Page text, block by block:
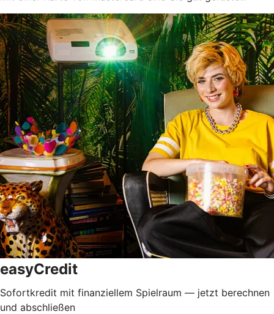
easyCredit
Sofortkredit mit finanziellem Spielraum — jetzt berechnen
und abschließen